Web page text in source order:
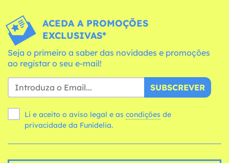
ACEDA A PROMOÇÕES
EXCLUSIVAS*
Seja o primeiro a saber das novidades e promoções
ao registar o seu e-mail!
SUBSCREVER
Li e aceito o aviso legal e as condições
privacidade da Funidelia.